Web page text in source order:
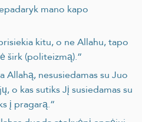
mano kapo
kitu, o ne Allahu, tapo
širk (politeizmą).“
Allahą, nesusiedamas su Juo
o kas sutiks Jį susiedamas su
į pragarą.“